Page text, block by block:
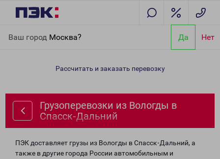
Ваш город Москва? Да Нет
Дальний
Рассчитать и заказать перевозку
Грузоперевозки из Вологды в
Спасск-Дальний
ПЭК доставляет грузы из Вологды в Спасск-Дальний, а
также в другие города России автомобильным и